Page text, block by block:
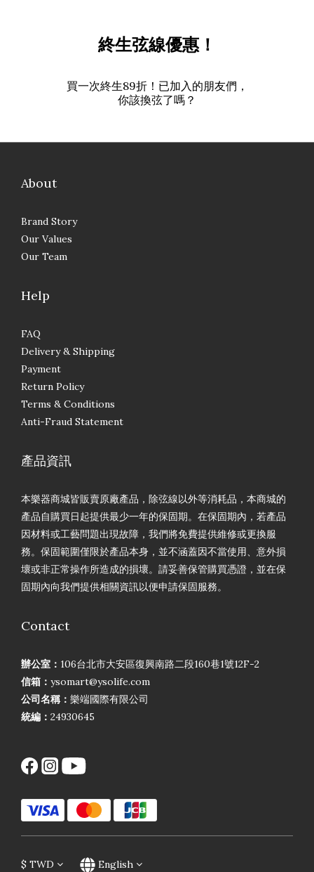
終生弦線優惠！
買一次終生89折！已加入的朋友們，
你該換弦了嗎？
About
Brand Story
Our Values
Our Team
Help
FAQ
Delivery & Shipping
Payment
Return Policy
Terms & Conditions
Anti-Fraud Statement
產品資訊
本樂器商城皆販賣原廠產品，除弦線以外等消耗品，本商城的
產品自購買日起提供最少一年的保固期。在保固期內，若產品
因材料或工藝問題出現故障，我們將免費提供維修或更換服
務。保固範圍僅限於產品本身，並不涵蓋因不當使用、意外損
壞或非正常操作所造成的損壞。請妥善保管購買憑證，並在保
固期內向我們提供相關資訊以便申請保固服務。
Contact
辦公室： 106台北市大安區復興南路二段160巷1號12F-2
信箱： ysomart@ysolife.com
公司名稱： 樂端國際有限公司
統編： 24930645
$ TWD English